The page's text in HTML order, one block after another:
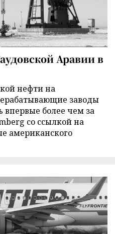
Аравии в
нефти на
заводы
впервые более чем за
со ссылкой на
американского